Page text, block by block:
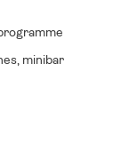
minibar